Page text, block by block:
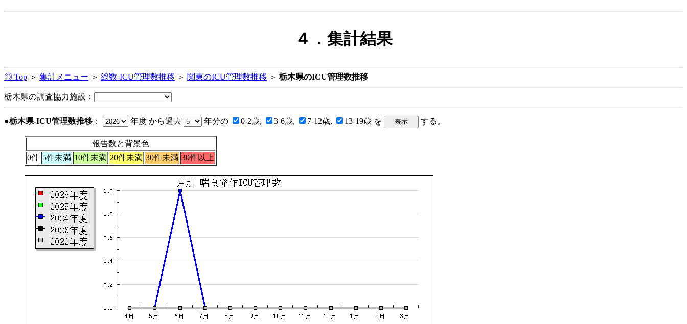
４．集計結果
◎ Top ＞ 集計メニュー ＞ 総数-ICU管理数推移 ＞ 関東のICU管理数推移 ＞ 栃木県のICU管理数推移
栃木県の調査協力施設：
●栃木県-ICU管理数推移 ： 年度 から過去 年分の 0-2歳, 3-6歳, 7-12歳, 13-19歳 を する。
報告数と背景色
0件 5件未満 10件未満 20件未満 30件未満 30件以上